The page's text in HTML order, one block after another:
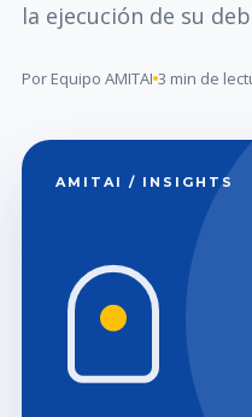
la ejecución de su
Por Equipo AMITAI 3 min de
AMITAI / INSIGHTS